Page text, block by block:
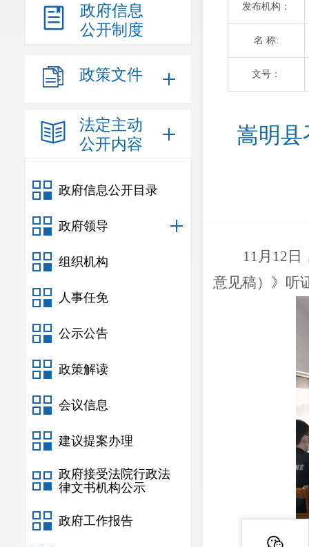
政府信息
公开制度
政策文件
法定主动
公开内容
政府信息公开目录
政府领导
组织机构
人事任免
公示公告
政策解读
会议信息
建议提案办理
政府接受法院行政法
律文书机构公示
政府工作报告
发布机构：
名 称:
文号：
嵩明
11月12
意见稿）》听